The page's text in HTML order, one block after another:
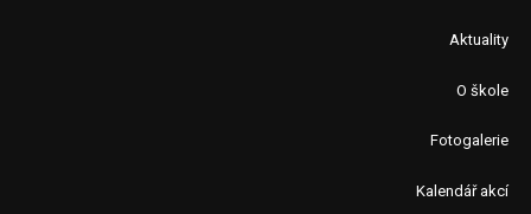
Aktuality
O škole
Fotogalerie
Kalendář akcí